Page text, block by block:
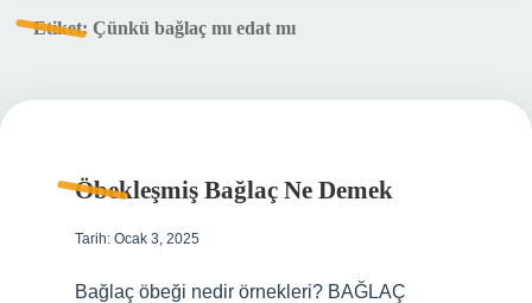
Etiket: Çünkü bağlaç mı edat mı
Öbekleşmiş Bağlaç Ne Demek
Tarih: Ocak 3, 2025
Bağlaç öbeği nedir örnekleri? BAĞLAÇ